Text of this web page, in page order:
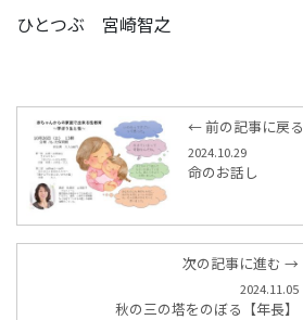
ひとつぶ 宮崎智之
← 前の記事に戻る
2024.10.29
命のお話し
次の記事に進む →
2024.11.05
秋の三の塔をのぼる【年長】